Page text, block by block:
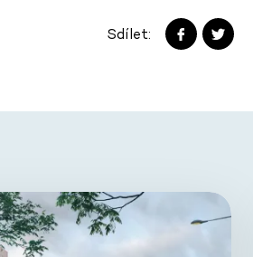
Sdílet: